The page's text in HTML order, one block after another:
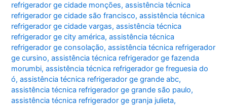
refrigerador ge cidade monções,assistência técnica
refrigerador ge cidade são francisco,assistência técnica
refrigerador ge cidade vargas,assistência técnica
refrigerador ge city américa,assistência técnica
refrigerador ge consolação,assistência técnica refrigerador
ge cursino,assistência técnica refrigerador ge fazenda
morumbi,assistência técnica refrigerador ge freguesia do
ó,assistência técnica refrigerador ge grande abc,
assistência técnica refrigerador ge grande são paulo,
assistência técnica refrigerador ge granja julieta,